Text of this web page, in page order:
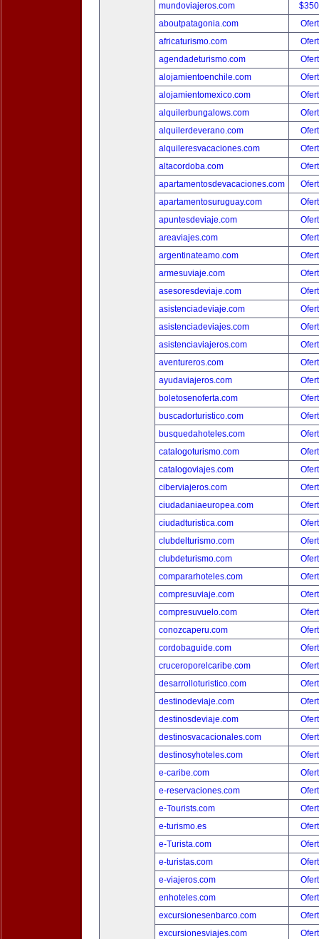
mundoviajeros.com
aboutpatagonia.com
africaturismo.com
agendadeturismo.com
alojamientoenchile.com
alojamientomexico.com
alquilerbungalows.com
alquilerdeverano.com
alquileresvacaciones.com
altacordoba.com
apartamentosdevacaciones.com
apartamentosuruguay.com
apuntesdeviaje.com
areaviajes.com
argentinateamo.com
armesuviaje.com
asesoresdeviaje.com
asistenciadeviaje.com
asistenciadeviajes.com
asistenciaviajeros.com
aventureros.com
ayudaviajeros.com
boletosenoferta.com
buscadorturistico.com
busquedahoteles.com
catalogoturismo.com
catalogoviajes.com
ciberviajeros.com
ciudadaniaeuropea.com
ciudadturistica.com
clubdelturismo.com
clubdeturismo.com
compararhoteles.com
compresuviaje.com
compresuvuelo.com
conozcaperu.com
cordobaguide.com
cruceroporelcaribe.com
desarrolloturistico.com
destinodeviaje.com
destinosdeviaje.com
destinosvacacionales.com
destinosyhoteles.com
e-caribe.com
e-reservaciones.com
e-Tourists.com
e-turismo.es
e-Turista.com
e-turistas.com
e-viajeros.com
enhoteles.com
excursionesenbarco.com
excursionesviajes.com